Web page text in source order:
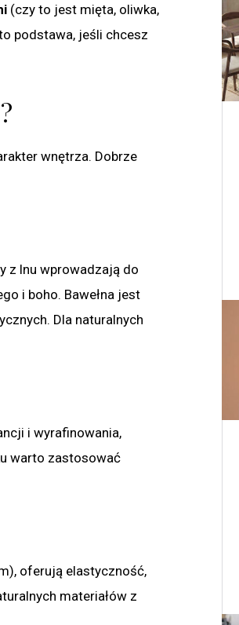
(czy to jest mięta, oliwka,
podstawa, jeśli chcesz
wnętrza. Dobrze
z lnu wprowadzają do
i boho. Bawełna jest
Dla naturalnych
i wyrafinowania,
warto zastosować
oferują elastyczność,
materiałów z